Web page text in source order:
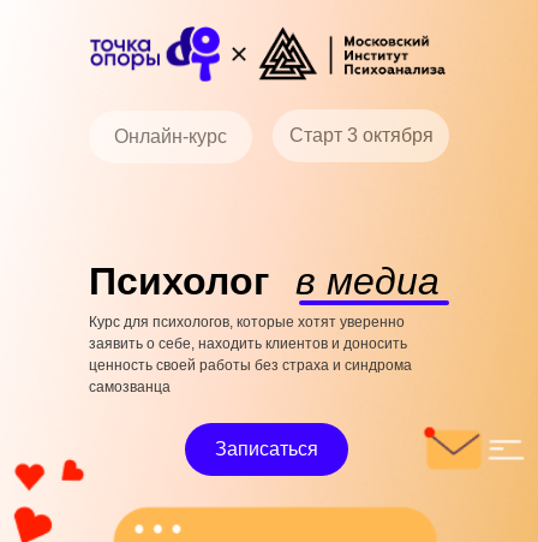
Онлайн-курс
Записаться
Психолог
Старт 3 октября
в медиа
Курс для психологов, которые хотят уверенно
заявить о себе, находить клиентов и доносить
ценность своей работы без страха и cиндрома
самозванца